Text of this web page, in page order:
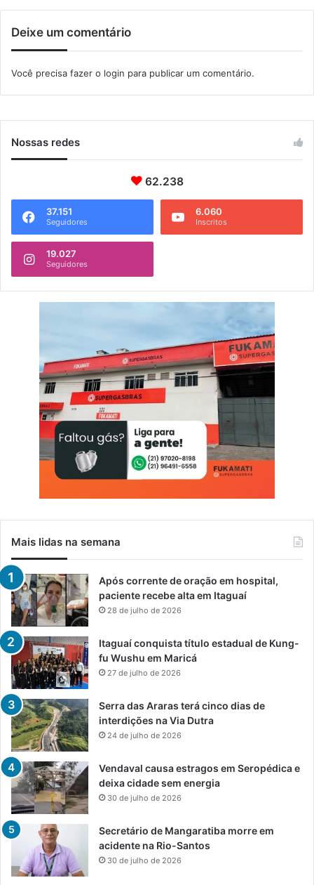
o
b
e
a
m
o
Deixe um comentário
Você precisa fazer o login para publicar um comentário.
Nossas redes
62.238
37.151
Seguidores
6.060
Inscritos
19.027
Seguidores
Mais lidas na semana
Após corrente de oração em hospital,
paciente recebe alta em Itaguaí
28 de julho de 2026
Itaguaí conquista título estadual de Kung-
fu Wushu em Maricá
27 de julho de 2026
Serra das Araras terá cinco dias de
interdições na Via Dutra
24 de julho de 2026
Vendaval causa estragos em Seropédica e
deixa cidade sem energia
30 de julho de 2026
Secretário de Mangaratiba morre em
acidente na Rio-Santos
30 de julho de 2026